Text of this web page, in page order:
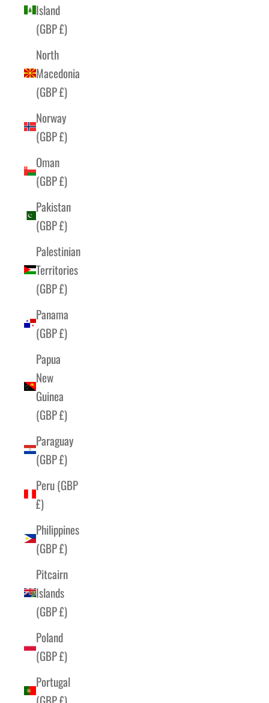
Island
(GBP £)
North
Macedonia
(GBP £)
Norway
(GBP £)
Oman
(GBP £)
Pakistan
(GBP £)
Palestinian
Territories
(GBP £)
Panama
(GBP £)
Papua
New
Guinea
(GBP £)
Paraguay
(GBP £)
Peru (GBP
£)
Philippines
(GBP £)
Pitcairn
Islands
(GBP £)
Poland
(GBP £)
Portugal